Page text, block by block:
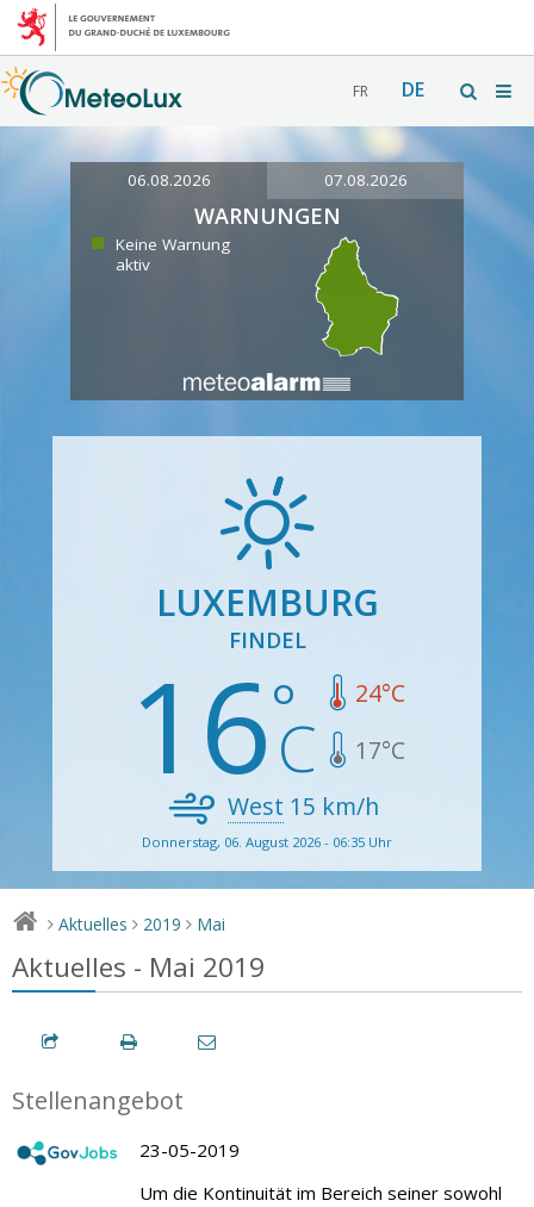
FR DE
06.08.2026 07.08.2026
WARNUNGEN
Keine Warnung
aktiv
LUXEMBURG
FINDEL
16 24°C
17°C
West 15 km/h
Donnerstag, 06. August 2026 - 06:35 Uhr
> Aktuelles > 2019 > Mai
Aktuelles - Mai 2019
Stellenangebot
23-05-2019
Um die Kontinuität im Bereich seiner sowohl